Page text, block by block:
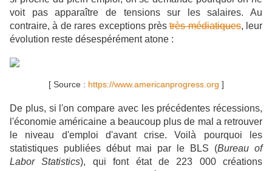
voit pas apparaître de tensions sur les salaires. Au
contraire, à de rares exceptions prèstrès médiatiques, leur
évolution reste désespérément atone :
[ Source : https://www.americanprogress.org ]
De plus, si l'on compare avec les précédentes récessions,
l'économie américaine a beaucoup plus de mal a retrouver
le niveau d'emploi d'avant crise.Voilà pourquoi les
statistiques publiées début mai par le BLS (Bureau of
Labor Statistics), qui font état de 223 000 créations